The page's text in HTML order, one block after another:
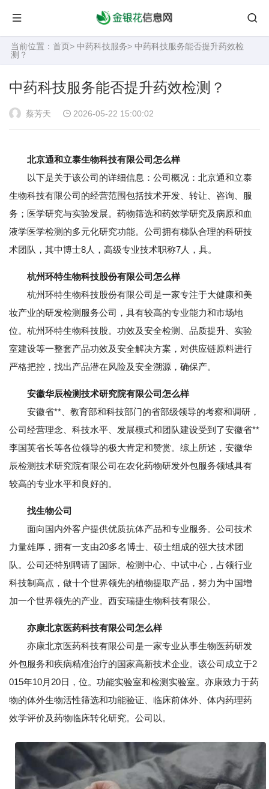
当前位置： 首页> 中药科技服务> 中药科技服务能否提升药效检
测？
中药科技服务能否提升药效检测？
蔡芳天 2026-05-22 15:00:02
北京通和立泰生物科技有限公司怎么样
以下是关于该公司的详细信息：公司概况：北京通和立泰
生物科技有限公司的经营范围包括技术开发、转让、咨询、服
务；医学研究与实验发展。药物筛选和药效学研究及病原和血
液学医学检测的多元化研究功能。公司拥有梯队合理的科研技
术团队，其中博士8人，高级专业技术职称7人，具。
杭州环特生物科技股份有限公司怎么样
杭州环特生物科技股份有限公司是一家专注于大健康和美
妆产业的研发检测服务公司，具有较高的专业能力和市场地
位。杭州环特生物科技股。功效及安全检测、品质提升、实验
室建设等一整套产品功效及安全解决方案，对供应链原料进行
严格把控，找出产品潜在风险及安全溯源，确保产。
安徽华辰检测技术研究院有限公司怎么样
安徽省**、教育部和科技部门的省部级领导的考察和调研，
公司经营理念、科技水平、发展模式和团队建设受到了安徽省**
李国英省长等各位领导的极大肯定和赞赏。综上所述，安徽华
辰检测技术研究院有限公司在农化药物研发外包服务领域具有
较高的专业水平和良好的。
找生物公司
面向国内外客户提供优质抗体产品和专业服务。公司技术
力量雄厚，拥有一支由20多名博士、硕士组成的强大技术团
队。公司还特别聘请了国际。检测中心、中试中心，占领行业
科技制高点，做十个世界领先的植物提取产品，努力为中国增
加一个世界领先的产业。西安瑞捷生物科技有限公。
亦康北京医药科技有限公司怎么样
亦康北京医药科技有限公司是一家专业从事生物医药研发
外包服务和疾病精准治疗的国家高新技术企业。该公司成立于2
015年10月20日，位。功能实验室和检测实验室。亦康致力于药
物的体外生物活性筛选和功能验证、临床前体外、体内药理药
效学评价及药物临床转化研究。公司以。